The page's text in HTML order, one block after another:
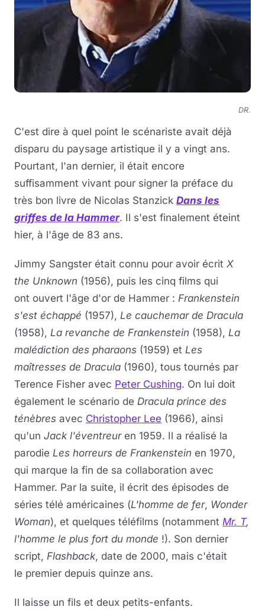
DR.
C'est dire à quel point le scénariste avait déjà
disparu du paysage artistique il y a vingt ans.
Pourtant, l'an dernier, il était encore
suffisamment vivant pour signer la préface du
très bon livre de Nicolas Stanzick Dans les
griffes de la Hammer. Il s'est finalement éteint
hier, à l'âge de 83 ans.
Jimmy Sangster était connu pour avoir écrit X
the Unknown (1956), puis les cinq films qui
ont ouvert l'âge d'or de Hammer : Frankenstein
s'est échappé (1957), Le cauchemar de Dracula
(1958), La revanche de Frankenstein (1958), La
malédiction des pharaons (1959) et Les
maîtresses de Dracula (1960), tous tournés par
Terence Fisher avec Peter Cushing. On lui doit
également le scénario de Dracula prince des
ténèbres avec Christopher Lee (1966), ainsi
qu'un Jack l'éventreur en 1959. Il a réalisé la
parodie Les horreurs de Frankenstein en 1970,
qui marque la fin de sa collaboration avec
Hammer. Par la suite, il écrit des épisodes de
séries télé américaines (L'homme de fer, Wonder
Woman), et quelques téléfilms (notamment Mr. T,
l'homme le plus fort du monde !). Son dernier
script, Flashback, date de 2000, mais c'était
le premier depuis quinze ans.
Il laisse un fils et deux petits-enfants.